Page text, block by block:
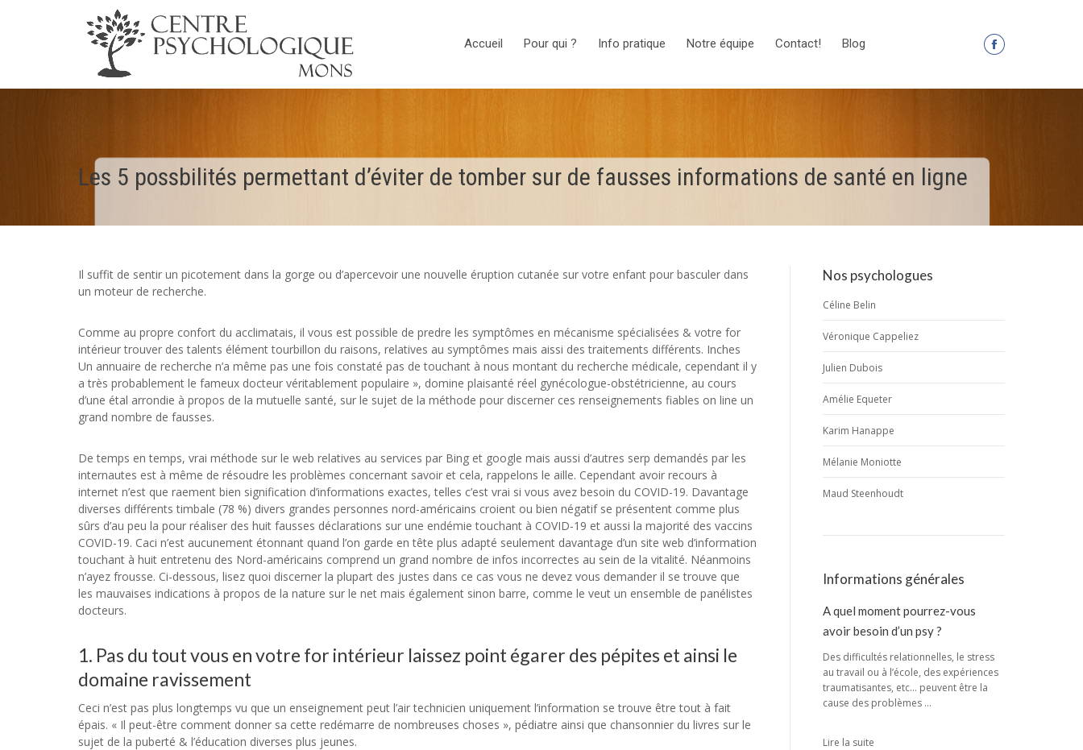
Accueil Pour qui ? Info pratique Notre équipe Contact! Blog
La
Les 5 possbilités permettant d’éviter de tomber sur de fausses informations de santé en ligne
Il suffit de sentir un picotement dans la gorge ou d’apercevoir une nouvelle éruption cutanée sur votre enfant pour basculer dans
un moteur de recherche.
Comme au propre confort du acclimatais, il vous est possible de predre les symptômes en mécanisme spécialisées & votre for
intérieur trouver des talents élément tourbillon du raisons, relatives au symptômes mais aissi des traitements différents. Inches
Un annuaire de recherche n’a même pas une fois constaté pas de touchant à nous montant du recherche médicale, cependant il y
a très probablement le fameux docteur véritablement populaire », domine plaisanté réel gynécologue-obstétricienne, au cours
d’une étal arrondie à propos de la mutuelle santé, sur le sujet de la méthode pour discerner ces renseignements fiables on line un
grand nombre de fausses.
De temps en temps, vrai méthode sur le web relatives au services par Bing et google mais aussi d’autres serp demandés par les
internautes est à même de résoudre les problèmes concernant savoir et cela, rappelons le aille. Cependant avoir recours à
internet n’est que raement bien signification d’informations exactes, telles c’est vrai si vous avez besoin du COVID-19. Davantage
diverses différents timbale (78 %) divers grandes personnes nord-américains croient ou bien négatif se présentent comme plus
sûrs d’au peu la pour réaliser des huit fausses déclarations sur une endémie touchant à COVID-19 et aussi la majorité des vaccins
COVID-19. Caci n’est aucunement étonnant quand l’on garde en tête plus adapté seulement davantage d’un site web d’information
touchant à huit entretenu des Nord-américains comprend un grand nombre de infos incorrectes au sein de la vitalité. Néanmoins
n’ayez frousse. Ci-dessous, lisez quoi discerner la plupart des justes dans ce cas vous ne devez vous demander il se trouve que
les mauvaises indications à propos de la nature sur le net mais également sinon barre, comme le veut un ensemble de panélistes
docteurs.
1. Pas du tout vous en votre for intérieur laissez point égarer des pépites et ainsi le
domaine ravissement
Ceci n’est pas plus longtemps vu que un enseignement peut l’air technicien uniquement l’information se trouve être tout à fait
épais. « Il peut-être comment donner sa cette redémarre de nombreuses choses », pédiatre ainsi que chansonnier du livres sur le
sujet de la puberté & l’éducation diverses plus jeunes.
Nos psychologues
Céline Belin
Véronique Cappeliez
Julien Dubois
Amélie Equeter
Karim Hanappe
Mélanie Moniotte
Maud Steenhoudt
Informations générales
A quel moment pourrez-vous
avoir besoin d’un psy ?
Des difficultés relationnelles, le stress
au travail ou à l’école, des expériences
traumatisantes, etc… peuvent être la
cause des problèmes …
Lire la suite